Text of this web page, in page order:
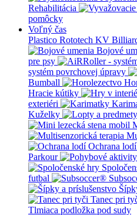
Rehabilitácia
pomôcky
Voľný čas
Plastico Rototech KV
Bojové
pre psy
systém povrchovej úpravy
Bumball
Hracie kútiky
exteriéri
Kuželky
Ochrana lodí
Parkour
futbal
Tanec pri
Tlmiaca podložka pod sudy